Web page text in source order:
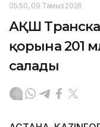
05:50, 09 Тамыз 2026
АҚШ
қорына 201
салады